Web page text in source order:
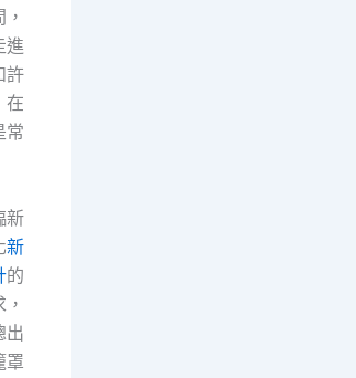
進
許
在
常
新
新
的
出
罩